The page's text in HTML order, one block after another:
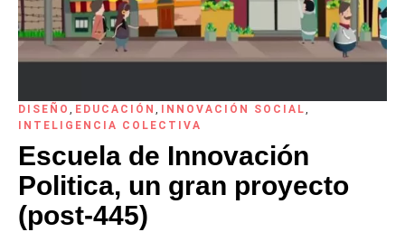
DISEÑO , EDUCACIÓN , INNOVACIÓN SOCIAL,
INTELIGENCIA COLECTIVA
Escuela de Innovación
Politica, un gran proyecto
(post-445)